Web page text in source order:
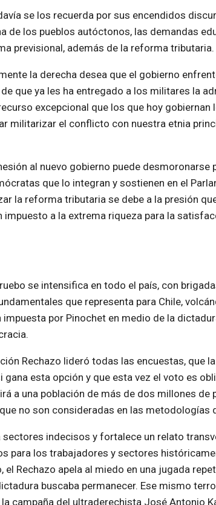
se los recuerda por sus encendidos
de los pueblos autóctonos, las demandas
previsional, además de la reforma tributaria.
la derecha desea que el gobierno
que ya les ha entregado a los militares la
excepcional que los que hoy
militarizar el conflicto con nuestra etnia
al nuevo gobierno puede
que lo integran y sostienen en el
la reforma tributaria se debe a la presión
impuesto a la extrema riqueza para la
se intensifica en todo el país, con
que representa para Chile,
por Pinochet en medio de la
Rechazo lideró todas las encuestas, que
esta opción y que esta vez el voto es
a una población de más de dos millones de
no son consideradas en las metodologías
indecisos y fortalece un relato
para los trabajadores y sectores
Rechazo apela al miedo en una jugada
buscaba permanecer. Ese mismo
campaña del ultraderechista José Antonio